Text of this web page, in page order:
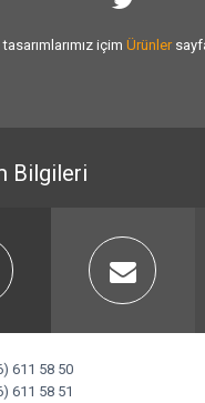
hizmet kalitesini
Bilgileri
611 58 50